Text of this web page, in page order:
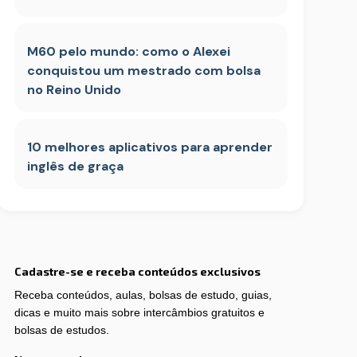
M60 pelo mundo: como o Alexei
conquistou um mestrado com bolsa
no Reino Unido
10 melhores aplicativos para aprender
inglês de graça
Cadastre-se e receba conteúdos exclusivos
Receba conteúdos, aulas, bolsas de estudo, guias,
dicas e muito mais sobre intercâmbios gratuitos e
bolsas de estudos.